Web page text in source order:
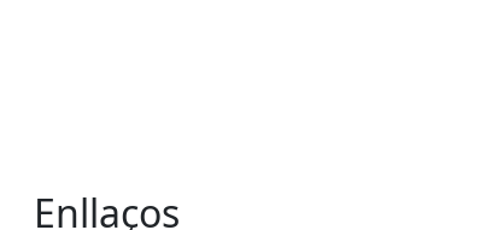
Enllaços